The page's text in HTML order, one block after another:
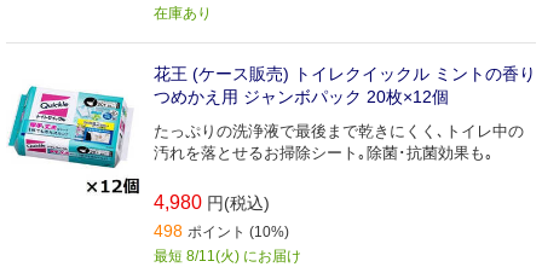
在庫あり
花王 (ケース販売) トイレクイックル ミントの香り
つめかえ用 ジャンボパック 20枚×12個
たっぷりの洗浄液で最後まで乾きにくく､トイレ中の
汚れを落とせるお掃除シート｡除菌･抗菌効果も｡
4,980 円(税込)
498 ポイント (10%)
最短 8/11(火) にお届け